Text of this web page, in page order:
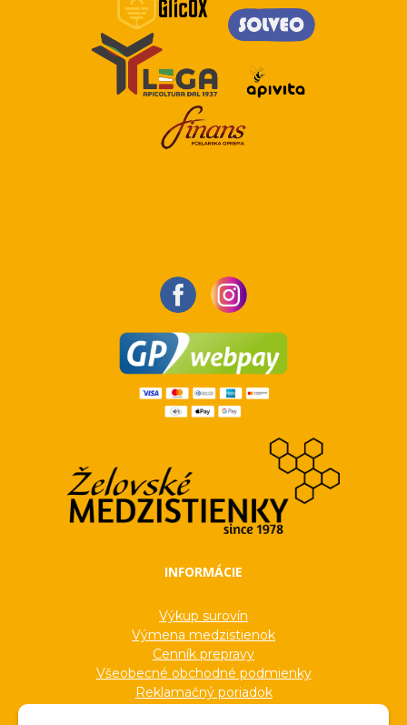
INFORMÁCIE
Výkup surovín
Výmena medzistienok
Cenník prepravy
Všeobecné obchodné podmienky
Reklamačný poriadok